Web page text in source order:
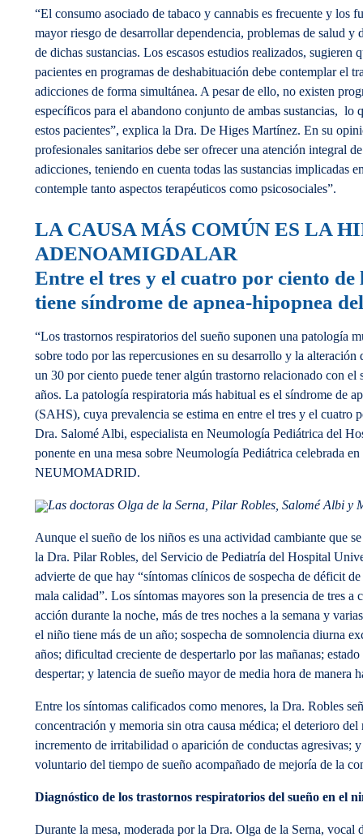
“El consumo asociado de tabaco y cannabis es frecuente y los
mayor riesgo de desarrollar dependencia, problemas de salud y
de dichas sustancias. Los escasos estudios realizados, sugieren
pacientes en programas de deshabituación debe contemplar el
adicciones de forma simultánea. A pesar de ello, no existen
específicos para el abandono conjunto de ambas sustancias, lo
estos pacientes”, explica la Dra. De Higes Martínez. En su
profesionales sanitarios debe ser ofrecer una atención integral
adicciones, teniendo en cuenta todas las sustancias implicadas
contemple tanto aspectos terapéuticos como psicosociales”.
LA CAUSA MÁS COMÚN ES LA
ADENOAMIGDALAR
Entre el tres y el cuatro por ciento de
tiene síndrome de apnea-hipopnea
“Los trastornos respiratorios del sueño suponen una patología
sobre todo por las repercusiones en su desarrollo y la alteración
un 30 por ciento puede tener algún trastorno relacionado con el
años. La patología respiratoria más habitual es el síndrome de
(SAHS), cuya prevalencia se estima en entre el tres y el cuatro
Dra. Salomé Albi, especialista en Neumología Pediátrica del
ponente en una mesa sobre Neumología Pediátrica celebrada
NEUMOMADRID.
Las doctoras Olga de la Serna, Pilar Robles, Salomé Albi y
Aunque el sueño de los niños es una actividad cambiante que
la Dra. Pilar Robles, del Servicio de Pediatría del Hospital
advierte de que hay “síntomas clínicos de sospecha de déficit
mala calidad”. Los síntomas mayores son la presencia de tres a
acción durante la noche, más de tres noches a la semana y
el niño tiene más de un año; sospecha de somnolencia diurna
años; dificultad creciente de despertarlo por las mañanas;
despertar; y latencia de sueño mayor de media hora de manera
Entre los síntomas calificados como menores, la Dra. Robles
concentración y memoria sin otra causa médica; el deterioro
incremento de irritabilidad o aparición de conductas agresivas;
voluntario del tiempo de sueño acompañado de mejoría de la
Diagnóstico de los trastornos respiratorios del sueño en el
Durante la mesa, moderada por la Dra. Olga de la Serna, vocal